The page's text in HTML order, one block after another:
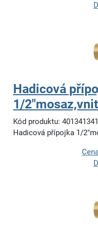
Hadicová
1/
Kód produktu: 401341341
Hadicová přípojka 1/